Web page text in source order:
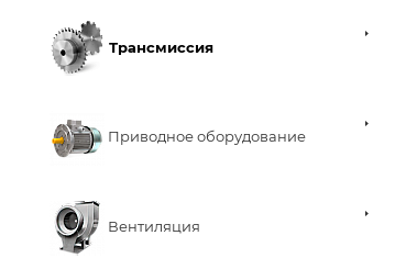
Трансмиссия
Приводное оборудование
Вентиляция